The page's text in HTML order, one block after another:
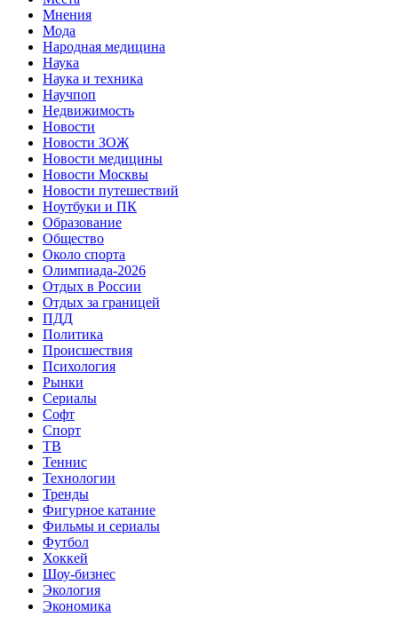
Мнения
Мода
Народная медицина
Наука
Наука и техника
Научпоп
Недвижимость
Новости
Новости ЗОЖ
Новости медицины
Новости Москвы
Новости путешествий
Ноутбуки и ПК
Образование
Общество
Около спорта
Олимпиада-2026
Отдых в России
Отдых за границей
ПДД
Политика
Происшествия
Психология
Рынки
Сериалы
Софт
Спорт
ТВ
Теннис
Технологии
Тренды
Фигурное катание
Фильмы и сериалы
Футбол
Хоккей
Шоу-бизнес
Экология
Экономика